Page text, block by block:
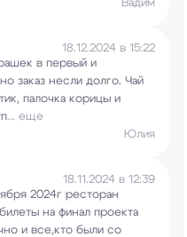
Вадим
18.12.2024 в 15:22
в первый и
заказ несли долго. Чай
палочка корицы и
... еще
Юлия
18.11.2024 в 12:39
2024г ресторан
на финал проекта
и все,кто были со